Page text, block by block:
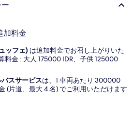
加料金
ッフェ) は追加料金でお召し上がりいた
料金 : 大人 175000 IDR、子供 125000
スサービスは、1 車両あたり 300000
(片道、最大 4 名) でご利用いただけます